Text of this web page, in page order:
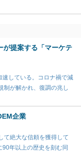
が提案する「マーケテ
している。コロナ禍で減
制が解かれ、復調の兆し
企業
て絶大な信頼を獲得して
年以上の歴史を刻む同